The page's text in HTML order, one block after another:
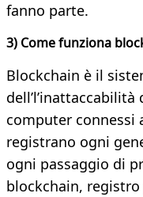
fanno parte.
3) Come funziona
Blockchain è il
computer connessi
registrano ogni
ogni passaggio di
blockchain,